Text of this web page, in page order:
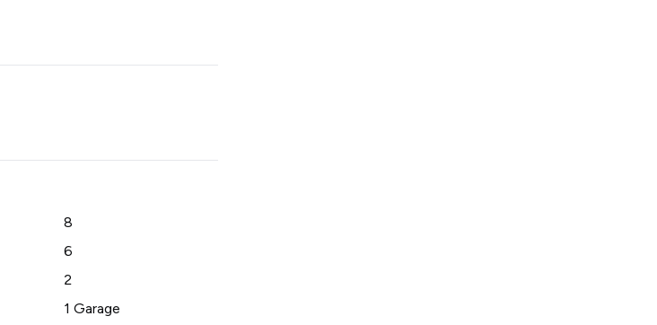
8
6
2
1 Garage